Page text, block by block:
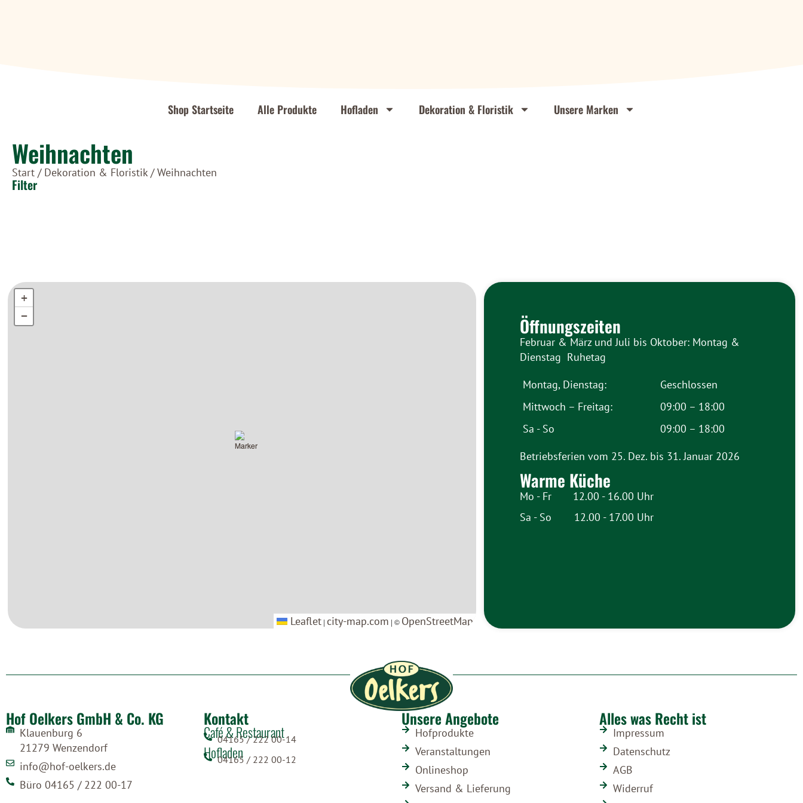
Shop Startseite Alle Produkte Hofladen Dekoration & Floristik Unsere Marken
Weihnachten
Start / Dekoration & Floristik/ Weihnachten
Filter
+
−
Leaflet | city-map.com | © OpenStreetMap
+
−
Leaflet | city-map.com | © OpenStreetMap
Öffnungszeiten
Februar & März und Juli bis Oktober: Montag &
Dienstag Ruhetag
Montag, Dienstag:
Geschlossen
Mittwoch – Freitag:
09:00 – 18:00
Sa - So
09:00 – 18:00
Betriebsferien vom 25. Dez. bis 31. Januar 2026
Warme Küche
Mo - Fr
12.00 - 16.00 Uhr
Sa - So
12.00 - 17.00 Uhr
Hof Oelkers GmbH & Co. KG
Klauenburg 6
21279 Wenzendorf
info@hof-oelkers.de
Büro 04165 / 222 00-17
Kontakt
Café & Restaurant
04165 / 222 00-14
Hofladen
04165 / 222 00-12
Unsere Angebote
Hofprodukte
Veranstaltungen
Onlineshop
Versand & Lieferung
Alles was Recht ist
Impressum
Datenschutz
AGB
Widerruf